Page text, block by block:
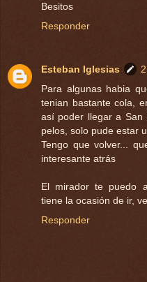
Besitos
Responder
Esteban Iglesias
Para algunas habia
tenian bastante cola,
así poder llegar a San
pelos, solo pude estar
Tengo que volver...
interesante atrás
El mirador te puedo
tiene la ocasión de ir,
Responder